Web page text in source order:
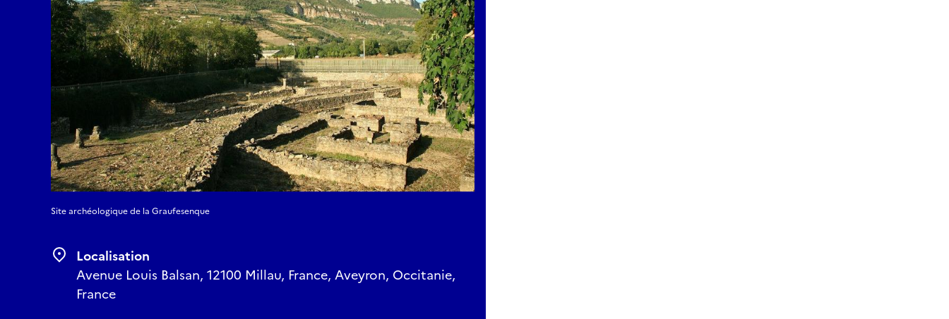
Site archéologique de la Graufesenque
Localisation
Avenue Louis Balsan, 12100 Millau, France, Aveyron, Occitanie,
France